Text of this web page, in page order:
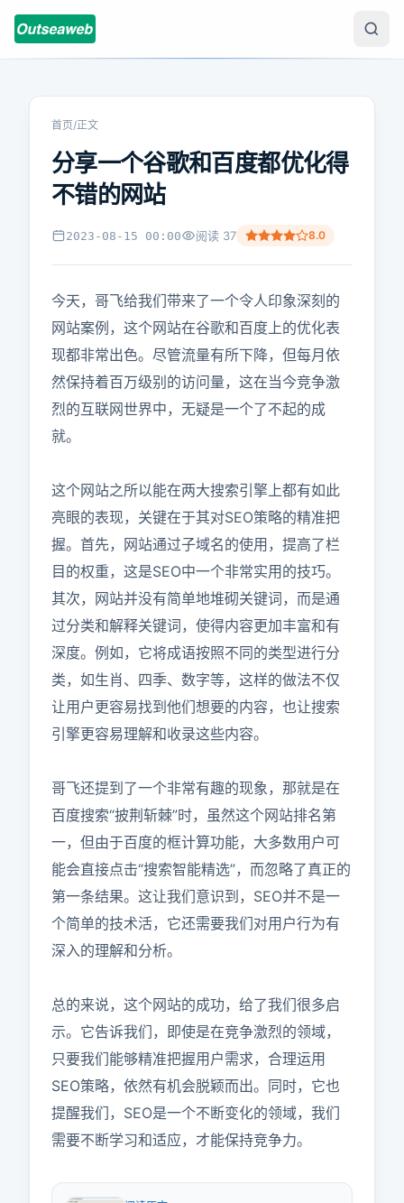
首页/正文
分享一个谷歌和百度都优化得
不错的网站
2023-08-15 00:00 阅读 37 8.0
今天，哥飞给我们带来了一个令人印象深刻的
网站案例，这个网站在谷歌和百度上的优化表
现都非常出色。尽管流量有所下降，但每月依
然保持着百万级别的访问量，这在当今竞争激
烈的互联网世界中，无疑是一个了不起的成
就。
这个网站之所以能在两大搜索引擎上都有如此
亮眼的表现，关键在于其对SEO策略的精准把
握。首先，网站通过子域名的使用，提高了栏
目的权重，这是SEO中一个非常实用的技巧。
其次，网站并没有简单地堆砌关键词，而是通
过分类和解释关键词，使得内容更加丰富和有
深度。例如，它将成语按照不同的类型进行分
类，如生肖、四季、数字等，这样的做法不仅
让用户更容易找到他们想要的内容，也让搜索
引擎更容易理解和收录这些内容。
哥飞还提到了一个非常有趣的现象，那就是在
百度搜索“披荆斩棘”时，虽然这个网站排名第
一，但由于百度的框计算功能，大多数用户可
能会直接点击“搜索智能精选”，而忽略了真正的
第一条结果。这让我们意识到，SEO并不是一
个简单的技术活，它还需要我们对用户行为有
深入的理解和分析。
总的来说，这个网站的成功，给了我们很多启
示。它告诉我们，即使是在竞争激烈的领域，
只要我们能够精准把握用户需求，合理运用
SEO策略，依然有机会脱颖而出。同时，它也
提醒我们，SEO是一个不断变化的领域，我们
需要不断学习和适应，才能保持竞争力。